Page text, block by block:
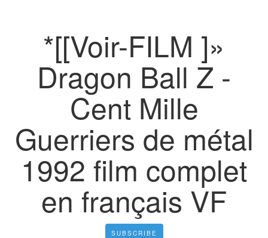
*[[Voir-FILM ]»
Dragon Ball Z -
Cent Mille
Guerriers de métal
1992 film complet
en français VF
SUBSCRIBE